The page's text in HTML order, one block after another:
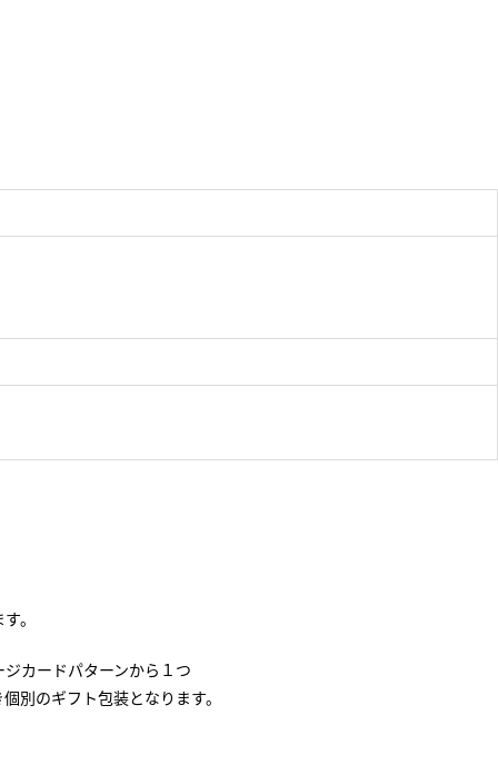
。
カードパターンから１つ
別のギフト包装となります。